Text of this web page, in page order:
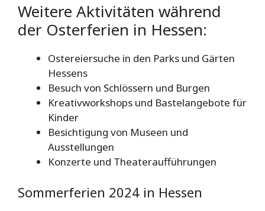
Weitere Aktivitäten während
der Osterferien in Hessen:
Ostereiersuche in den Parks und Gärten
Hessens
Besuch von Schlössern und Burgen
Kreativworkshops und Bastelangebote für
Kinder
Besichtigung von Museen und
Ausstellungen
Konzerte und Theateraufführungen
Sommerferien 2024 in Hessen